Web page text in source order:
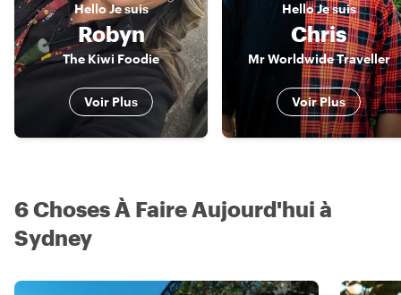
HelloJe suis
Robyn
The Kiwi Foodie
Voir Plus
HelloJe suis
Chris
Mr Worldwide Traveller
Voir Plus
6 Choses À Faire Aujourd'hui à
Sydney